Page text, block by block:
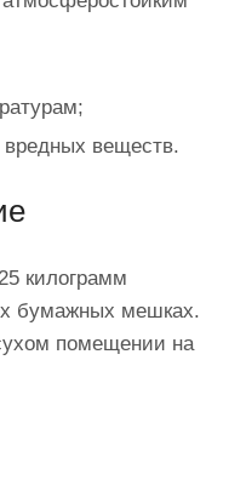
вредных веществ.
килограмм
бумажных мешках.
помещении на